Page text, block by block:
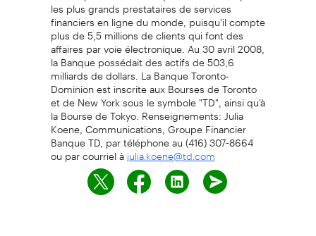
financiers en ligne du monde, puisqu'il compte
plus de 5,5 millions de clients qui font des
affaires par voie électronique. Au 30 avril 2008,
la Banque possédait des actifs de 503,6
milliards de dollars. La Banque Toronto-
Dominion est inscrite aux Bourses de Toronto
et de New York sous le symbole "TD", ainsi qu'à
la Bourse de Tokyo. Renseignements: Julia
Koene, Communications, Groupe Financier
Banque TD, par téléphone au (416) 307-8664
ou par courriel àjulia.koene@td.com